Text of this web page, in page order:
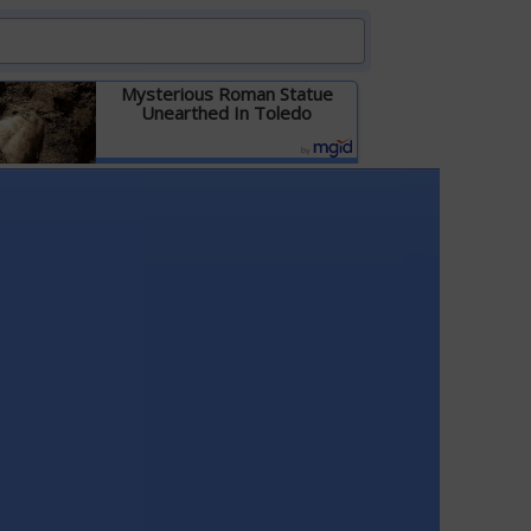
Mysterious Roman Statue
Unearthed In Toledo
Детальніше